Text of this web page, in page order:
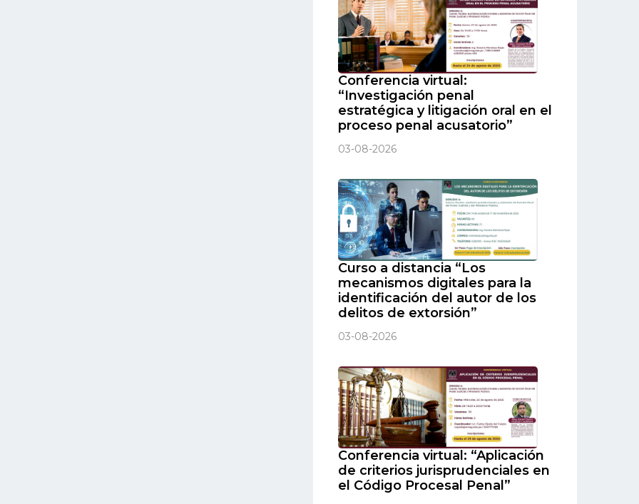
Conferencia virtual:
“Investigación penal
estratégica y litigación oral en el
proceso penal acusatorio”
03-08-2026
Curso a distancia “Los
mecanismos digitales para la
identificación del autor de los
delitos de extorsión”
03-08-2026
Conferencia virtual: “Aplicación
de criterios jurisprudenciales en
el Código Procesal Penal”